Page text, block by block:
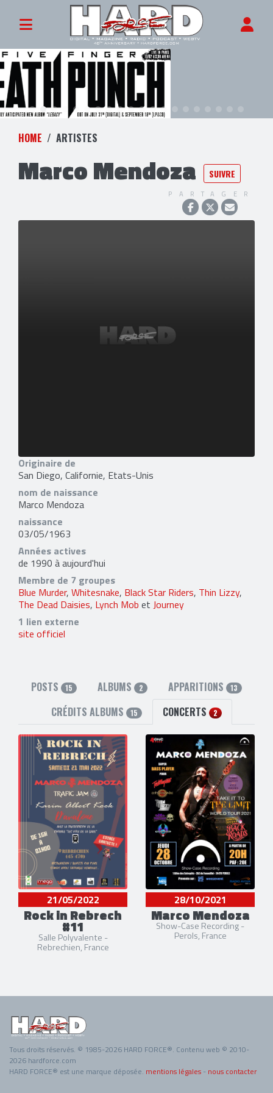
HOME ARTISTES
Marco Mendoza SUIVRE
PARTAGER
Originaire de
San Diego, Californie, Etats-Unis
nom de naissance
Marco Mendoza
naissance
03/05/1963
Années actives
de 1990 à aujourd'hui
Membre de 7 groupes
Blue Murder, Whitesnake, Black Star Riders, Thin Lizzy,
The Dead Daisies, Lynch Mob et Journey
1 lien externe
site officiel
POSTS 15 ALBUMS 2 APPARITIONS 13
CRÉDITS ALBUMS 15 CONCERTS 2
21/05/2022
Rock in Rebrech
#11
Salle Polyvalente -
Rebrechien, France
28/10/2021
Marco Mendoza
Show-Case Recording -
Perols, France
Tous droits réservés. © 1985-2026 HARD FORCE®. Contenu web © 2010-
2026 hardforce.com
HARD FORCE® est une marque déposée. mentions légales - nous contacter